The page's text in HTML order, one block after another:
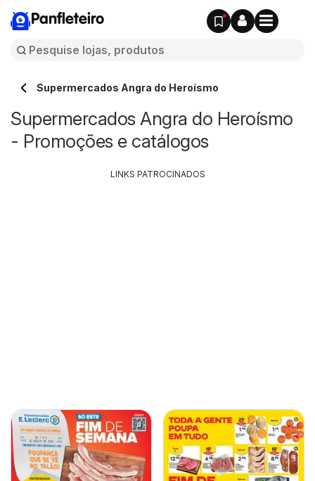
Panfleteiro
Supermercados Angra do Heroísmo
Supermercados Angra do Heroísmo
- Promoções e catálogos
LINKS PATROCINADOS